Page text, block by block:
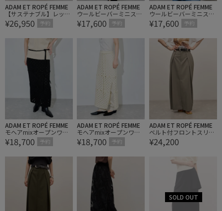
ADAM ET ROPÉ FEMME
【サステナブル】レッグ
ウォーマーコンビミディ
ースカート
¥26,950 予約
ADAM ET ROPÉ FEMME
ウールビーバーミニスカ
ート
¥17,600 予約
ADAM ET ROPÉ FEMME
ウールビーバーミニスカ
ート
¥17,600 予約
ADAM ET ROPÉ FEMME
モヘアmixオープンワー
クスカート
¥18,700 予約
ADAM ET ROPÉ FEMME
モヘアmixオープンワー
クスカート
¥18,700 予約
ADAM ET ROPÉ FEMME
ベルト付フロントスリッ
トスカート
¥24,200